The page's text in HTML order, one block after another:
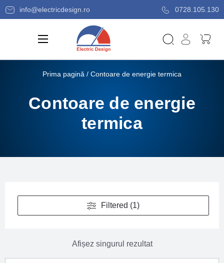
info@electricdesign.ro 0728.105.130
Prima pagină / Contoare de energie termica
Contoare de energie
termica
Filtered (1)
Afișez singurul rezultat